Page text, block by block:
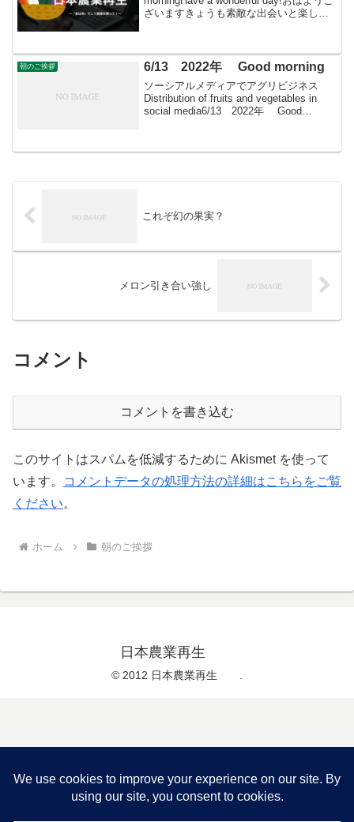
ざいますきょうも素敵な出会いと楽しい
朝のご挨拶 6/13 2022年 Good morning
ソーシアルメディアでアグリビジネス
Distribution of fruits and vegetables in
social media6/13 2022年 Good
これぞ幻の果実？
メロン引き合い強し
コメント
コメントを書き込む
このサイトはスパムを低減するために Akismet を使って
います。
コメントデータの処理方法の詳細はこちらをご覧
ください。
ホーム 朝のご挨拶
日本農業再生
© 2012 日本農業再生 .